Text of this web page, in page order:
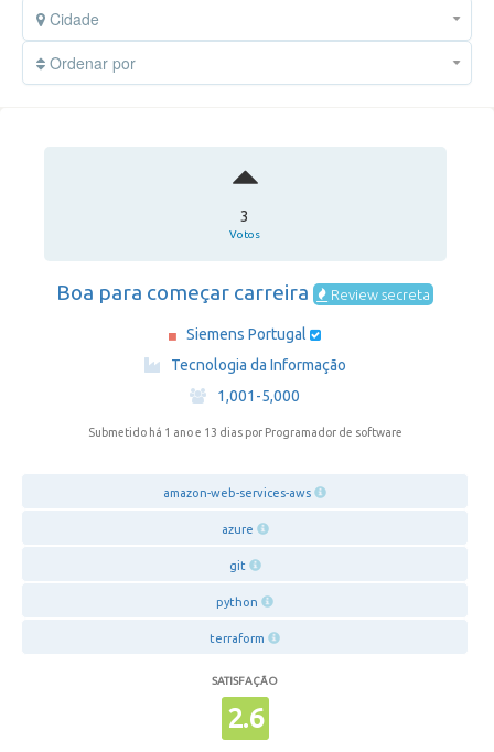
Cidade
Ordenar por
3
Votos
Boa para começar carreira Review secreta
Siemens Portugal
Tecnologia da Informação
·
1,001-5,000
Submetido há 1 ano e 13 dias por Programador de software
amazon-web-services-aws
azure
git
python
terraform
SATISFAÇÃO
2.6